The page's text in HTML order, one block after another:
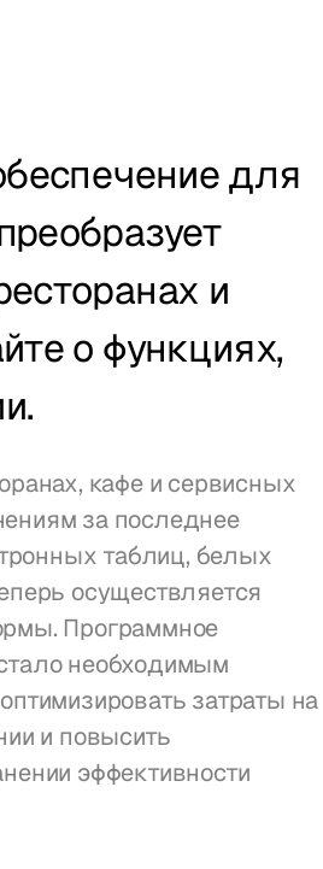
для
и
о функциях,
кафе и сервисных
за последнее
таблиц, белых
осуществляется
Программное
необходимым
затраты на
и повысить
эффективности